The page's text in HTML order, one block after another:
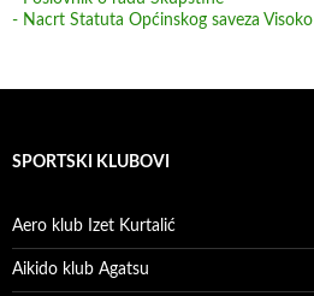
- Nacrt Statuta Općinskog saveza Visoko
SPORTSKI KLUBOVI
Aero klub Izet Kurtalić
Aikido klub Agatsu